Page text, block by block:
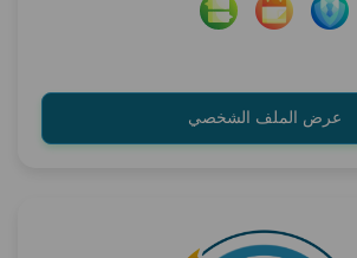
عرض الملف الشخصي